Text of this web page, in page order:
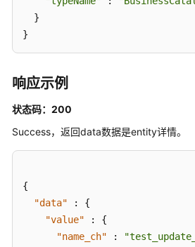
  }
}
响应示例
状态码：200
Success，返回data数据是entity详情。
{
"data"
:
{
"value"
:
{
"name_ch"
: